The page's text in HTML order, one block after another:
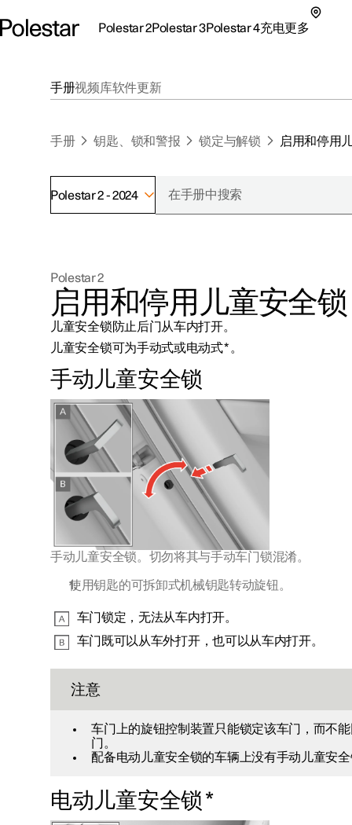
Polestar 2Polestar 3Polestar 4充电更多
联系我们
极星官方二手车
探索Polestar 3
联系我们
公共充电
家庭充电
车主服务
新闻
注册新闻
手册视频库软件更新
手册 钥匙、锁和警报 锁定与解锁 启用和停用
Polestar 2 - 2024
Polestar 2
启用和停用儿童安全锁
儿童安全锁防止后门从车内打开。
儿童安全锁可为手动式或电动式* 。
手动儿童安全锁
手动儿童安全锁。切勿将其与手动车门锁混淆。
使用钥匙的可拆卸式机械钥匙转动旋钮。
车门锁定，无法从车内打开。
车门既可以从车外打开，也可以从车内打开。
注意
车门上的旋钮控制装置只能锁定该车门，而不
门。
配备电动儿童安全锁的车辆上没有手动儿童安
电动儿童安全锁 *